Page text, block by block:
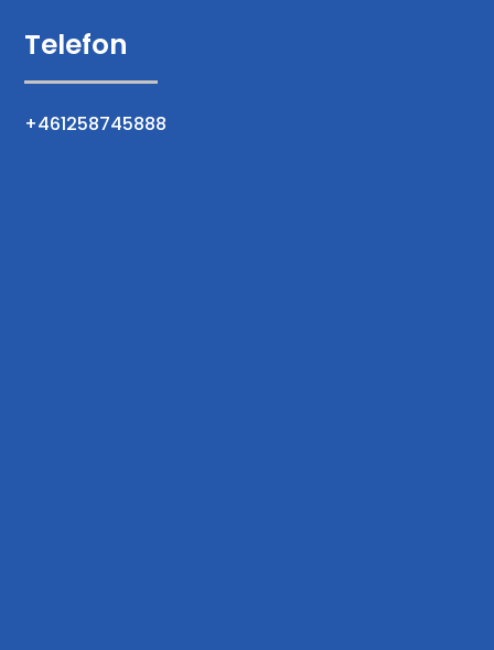
Telefon
+461258745888